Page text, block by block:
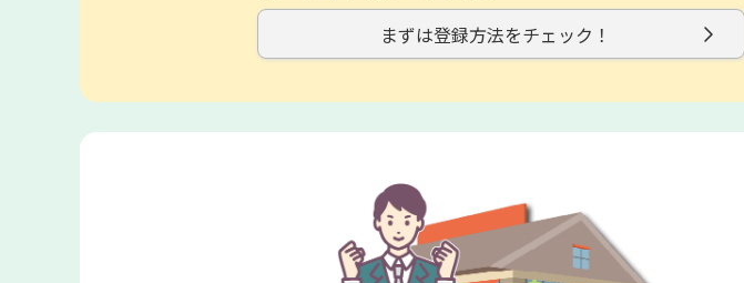
まずは登録方法をチェック！